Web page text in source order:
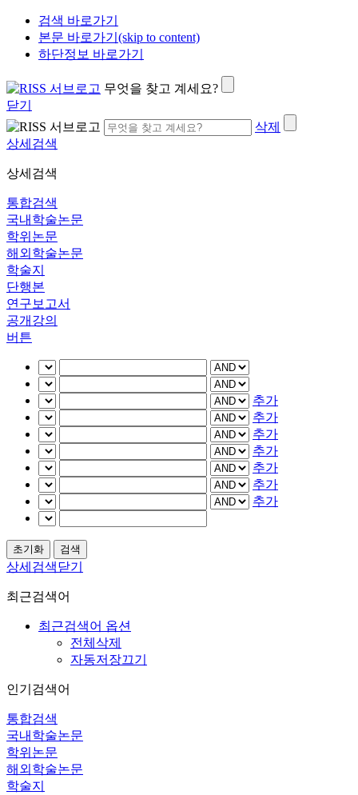
검색 바로가기
본문 바로가기(skip to content)
하단정보 바로가기
무엇을 찾고 계세요?
닫기
삭제
상세검색
상세검색
통합검색
국내학술논문
학위논문
해외학술논문
학술지
단행본
연구보고서
공개강의
버튼
추가
추가
추가
추가
추가
추가
추가
상세검색닫기
최근검색어
최근검색어 옵션
전체삭제
자동저장끄기
인기검색어
통합검색
국내학술논문
학위논문
해외학술논문
학술지